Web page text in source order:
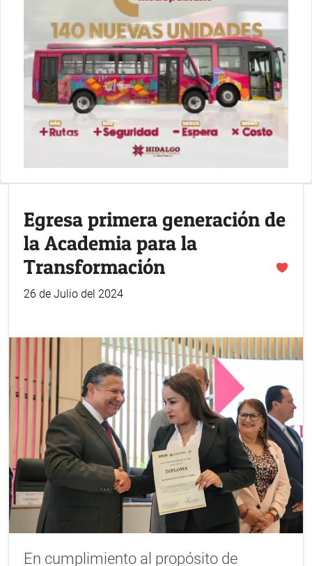
Egresa primera generación de
la Academia para la
Transformación
26 de Julio del 2024
En cumplimiento al propósito de